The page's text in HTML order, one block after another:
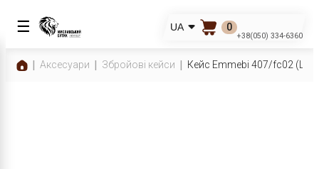
☰ UA 0
+38(050) 334-6360
Аксесуари Збройові кейси Кейс Emmebi 407/fc02